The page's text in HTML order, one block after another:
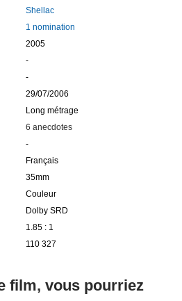
Shellac
1 nomination
2005
-
-
29/07/2006
Long métrage
6 anecdotes
-
Français
35mm
Couleur
Dolby SRD
1.85 : 1
110 327
film, vous pourriez